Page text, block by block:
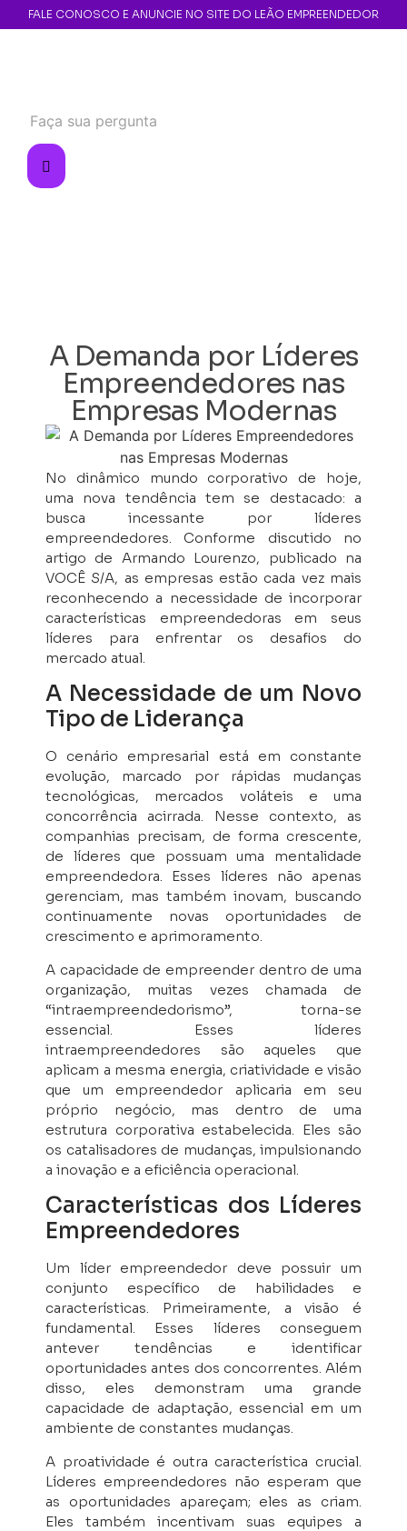
FALE CONOSCO E ANUNCIE NO SITE DO LEÃO EMPREENDEDOR
A Demanda por Líderes
Empreendedores nas
Empresas Modernas
No dinâmico mundo corporativo de hoje,
uma nova tendência tem se destacado: a
busca incessante por líderes
empreendedores. Conforme discutido no
artigo de Armando Lourenzo, publicado na
VOCÊ S/A, as empresas estão cada vez mais
reconhecendo a necessidade de incorporar
características empreendedoras em seus
líderes para enfrentar os desafios do
mercado atual.
A Necessidade de um Novo
Tipo de Liderança
O cenário empresarial está em constante
evolução, marcado por rápidas mudanças
tecnológicas, mercados voláteis e uma
concorrência acirrada. Nesse contexto, as
companhias precisam, de forma crescente,
de líderes que possuam uma mentalidade
empreendedora. Esses líderes não apenas
gerenciam, mas também inovam, buscando
continuamente novas oportunidades de
crescimento e aprimoramento.
A capacidade de empreender dentro de uma
organização, muitas vezes chamada de
“intraempreendedorismo”, torna-se
essencial. Esses líderes
intraempreendedores são aqueles que
aplicam a mesma energia, criatividade e visão
que um empreendedor aplicaria em seu
próprio negócio, mas dentro de uma
estrutura corporativa estabelecida. Eles são
os catalisadores de mudanças, impulsionando
a inovação e a eficiência operacional.
Características dos Líderes
Empreendedores
Um líder empreendedor deve possuir um
conjunto específico de habilidades e
características. Primeiramente, a visão é
fundamental. Esses líderes conseguem
antever tendências e identificar
oportunidades antes dos concorrentes. Além
disso, eles demonstram uma grande
capacidade de adaptação, essencial em um
ambiente de constantes mudanças.
A proatividade é outra característica crucial.
Líderes empreendedores não esperam que
as oportunidades apareçam; eles as criam.
Eles também incentivam suas equipes a